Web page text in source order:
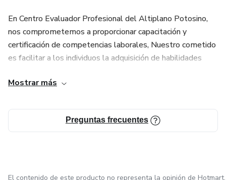
✔ Evaluación del participante al finalizar
🟣 ¿Qué vas a aprender?
Durante estas 4 semanas aprenderás a:
✅ Diseñar un curso completo siguiendo el estándar
En Centro Evaluador Profesional del Altiplano Potosino,
nos comprometemos a proporcionar capacitación y
certificación de competencias laborales, Nuestro cometido
es facilitar a los individuos la adquisición de habilidades
mejor desarrollo laboral y personal, promoviendo así la
Mostrar más
Preguntas frecuentes
El contenido de este producto no representa la opinión de Hotmart.